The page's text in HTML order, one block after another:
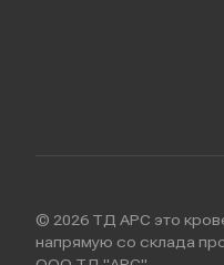
© 2026 ТД АРС это
напрямую со склада